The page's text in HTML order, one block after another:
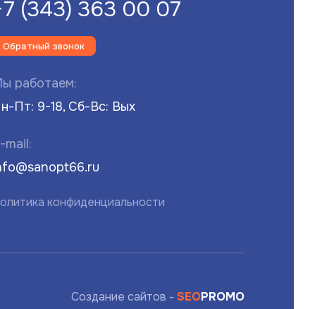
(343) 363 00 07
Обратный звонок
работаем:
Пт: 9-18, Сб-Вс: Вых
mail:
конфиденциальности
Создание сайтов - SEOPROMO